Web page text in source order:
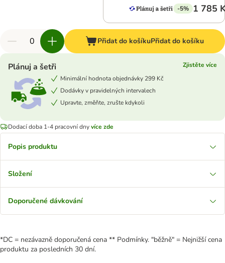
-5% 1 785
Přidat do košíkuPřidat do košíku
Plánuj a šetři
Zjistěte více
Minimální hodnota objednávky 299 Kč
Dodávky v pravidelných intervalech
Upravte, změňte, zrušte kdykoli
Dodací doba 1-4 pracovní dnyvíce zde
Popis produktu
Složení
Doporučené dávkování
*DC = nezávazně doporučená cena ** Podmínky. "běžně" = Nejnižší cena
produktu za posledních 30 dní.